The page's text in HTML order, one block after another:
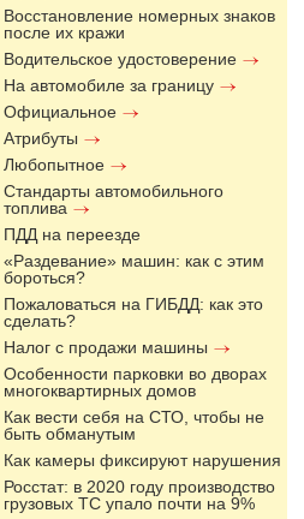
Восстановление номерных знаков
после их кражи
Водительское удостоверение
На автомобиле за границу
Официальное
Атрибуты
Любопытное
Стандарты автомобильного
топлива
ПДД на переезде
«Раздевание» машин: как с этим
бороться?
Пожаловаться на ГИБДД: как это
сделать?
Налог с продажи машины
Особенности парковки во дворах
многоквартирных домов
Как вести себя на СТО, чтобы не
быть обманутым
Как камеры фиксируют нарушения
Росстат: в 2020 году производство
грузовых ТС упало почти на 9%